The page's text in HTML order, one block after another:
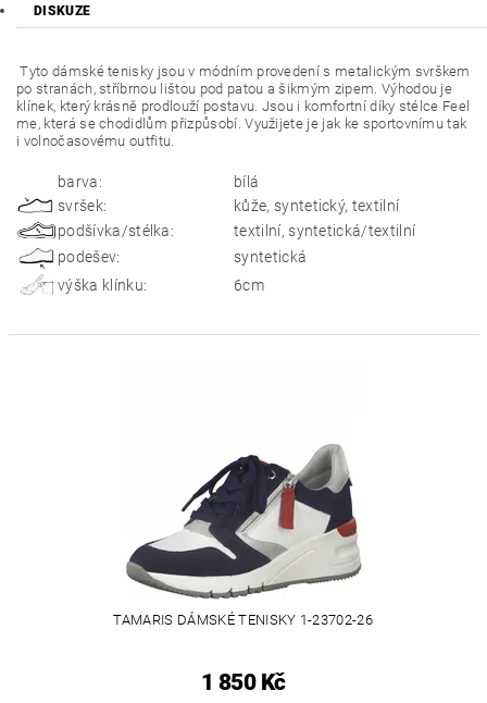
DISKUZE
Tyto dámské tenisky jsou v módním provedení s metalickým svrškem
po stranách, stříbrnou lištou pod patou a šikmým zipem. Výhodou je
klínek, který krásně prodlouží postavu. Jsou i komfortní díky stélce Feel
me, která se chodidlům přizpůsobí. Využijete je jak ke sportovnímu tak
i volnočasovému outfitu.
barva:
bílá
svršek:
kůže, syntetický, textilní
podšívka/stélka:
textilní, syntetická/textilní
podešev:
syntetická
výška klínku:
6cm
TAMARIS DÁMSKÉ TENISKY 1-23702-26
1 850 Kč